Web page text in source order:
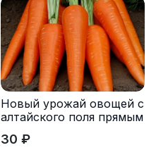
Новый урожай овощей с
алтайского поля прямым
30 ₽